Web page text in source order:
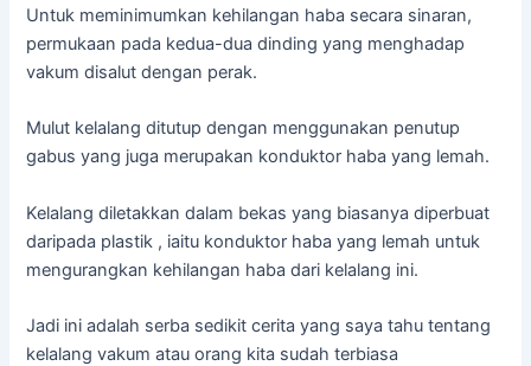
Untuk meminimumkan kehilangan haba secara sinaran,
permukaan pada kedua-dua dinding yang menghadap
vakum disalut dengan perak.
Mulut kelalang ditutup dengan menggunakan penutup
gabus yang juga merupakan konduktor haba yang lemah.
Kelalang diletakkan dalam bekas yang biasanya diperbuat
daripada plastik , iaitu konduktor haba yang lemah untuk
mengurangkan kehilangan haba dari kelalang ini.
Jadi ini adalah serba sedikit cerita yang saya tahu tentang
kelalang vakum atau orang kita sudah terbiasa